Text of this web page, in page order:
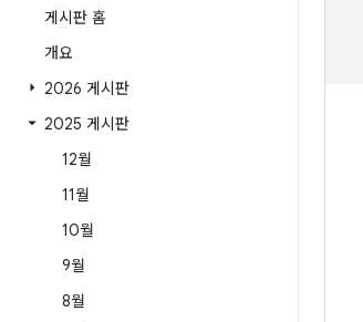
게시판 홈
개요
2026 게시판
2025 게시판
12월
11월
10월
9월
8월